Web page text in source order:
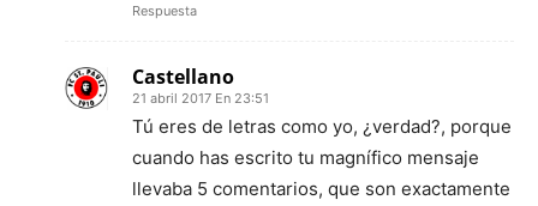
Respuesta
Castellano
21 abril 2017 En 23:51
Tú eres de letras como yo, ¿verdad?, porque
cuando has escrito tu magnífico mensaje
llevaba 5 comentarios, que son exactamente